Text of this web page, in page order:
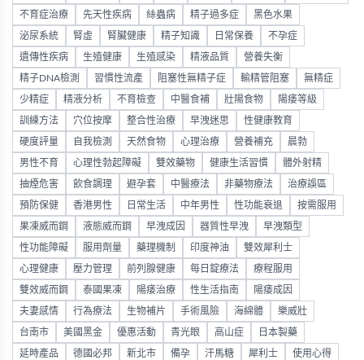
不育症治療 先天性疾病 絲蟲病 精子過多症 黑色水果
泌尿系統 腎虛 腎臟健康 精子知識 日常保養 不孕症
遺傳性疾病 生殖健康 生殖感染 精液品質 營養失衡
精子DNA檢測 習慣性流產 阻塞性無精子症 輸精管阻塞 無精症
少精症 精液分析 不育檢查 中醫食補 壯陽食物 陽痿等級
訓練方法 穴位按摩 整合性治療 早洩迷思 性健康教育
硬度評量 自我檢測 天然食物 心理治療 營養補充 晨勃
男性不育 心理性勃起障礙 雙效藥物 健康生活習慣 體外射精
抽煙危害 飲食調理 避孕套 中醫療法 非藥物療法 治療誤區
預防保健 香港男性 日常生活 中年男性 性功能衰退 按需服用
果凍威而鋼 液態威而鋼 早洩成因 器質性早洩 早洩類型
性功能障礙 服用劑量 藥理機制 印度神油 雙效犀利士
心理健康 壓力管理 前列腺健康 每日錠療法 療程服用
雙效威而鋼 泰國果凍 陽痿治療 性生活指南 陽痿成因
夫妻感情 行為療法 生物補片 手術風險 海綿體 樂威壯
台南市 美國黑金 優惠活動 青光眼 高山症 日本製藥
延時產品 德國必邦 新北市 備孕 汗馬糖 犀利士 使用心得